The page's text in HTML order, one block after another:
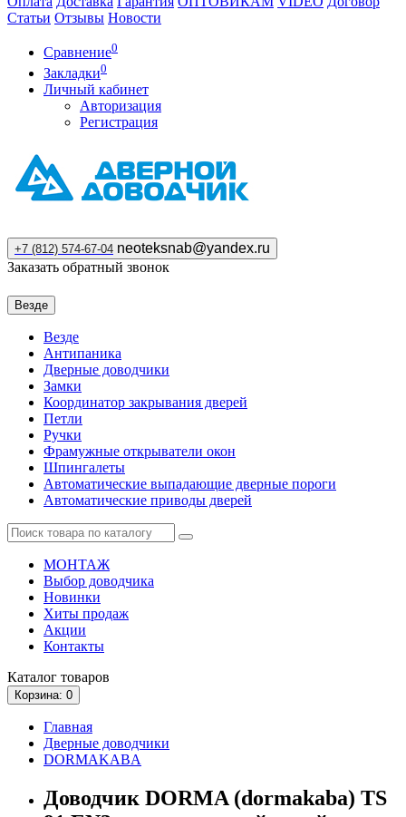
Статьи Отзывы Новости
Сравнение0
Закладки0
Личный кабинет
Авторизация
Регистрация
+7 (812) 574-67-04 neoteksnab@yandex.ru
Заказать обратный звонок
Везде
Везде
Антипаника
Дверные доводчики
Замки
Координатор закрывания дверей
Петли
Ручки
Фрамужные открыватели окон
Шпингалеты
Автоматические выпадающие дверные пороги
Автоматические приводы дверей
МОНТАЖ
Выбор доводчика
Новинки
Хиты продаж
Акции
Контакты
Каталог товаров
Корзина: 0
Главная
Дверные доводчики
DORMAKABA
Доводчик DORMA (dormakaba) TS